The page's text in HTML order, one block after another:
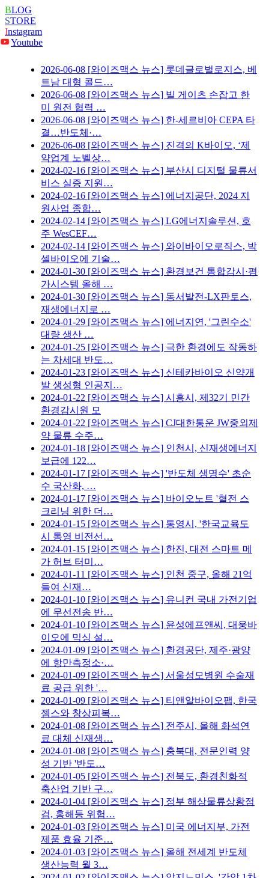
BLOG
STORE
Instagram
Youtube
2026-06-08 [와이즈맥스 뉴스] 롯데글로벌로지스, 베
트남 대형 콜드…
2026-06-08 [와이즈맥스 뉴스] 빌 게이츠 손잡고 한
미 원전 협력 …
2026-06-08 [와이즈맥스 뉴스] 한-세르비아 CEPA 타
결…반도체·…
2026-06-08 [와이즈맥스 뉴스] 진격의 K바이오, ‘제
약업계 노벨상…
2024-02-16 [와이즈맥스 뉴스] 부산시 디지털 물류서
비스 실증 지원…
2024-02-16 [와이즈맥스 뉴스] 에너지공단, 2024 지
원사업 종합…
2024-02-14 [와이즈맥스 뉴스] LG에너지솔루션, 호
주 WesCEF…
2024-02-14 [와이즈맥스 뉴스] 와이바이오로직스, 박
셀바이오에 기술…
2024-01-30 [와이즈맥스 뉴스] 환경보건 통합감시·평
가시스템 올해 …
2024-01-30 [와이즈맥스 뉴스] 동서발전-LX판토스,
재생에너지로 …
2024-01-29 [와이즈맥스 뉴스] 에너지연, '그린수소'
대량 생산 …
2024-01-25 [와이즈맥스 뉴스] 극한 환경에도 작동하
는 차세대 반도…
2024-01-23 [와이즈맥스 뉴스] 신테카바이오 신약개
발 생성형 인공지…
2024-01-22 [와이즈맥스 뉴스] 시흥시, 제32기 민간
환경감시원 모
2024-01-22 [와이즈맥스 뉴스] CJ대한통운 JW중외제
약 물류 수주…
2024-01-18 [와이즈맥스 뉴스] 인천시, 신재생에너지
보급에 122…
2024-01-17 [와이즈맥스 뉴스] '반도체 생명수' 초순
수 국산화, …
2024-01-17 [와이즈맥스 뉴스] 바이오노트 '혈전 스
크리닝 위한 더…
2024-01-15 [와이즈맥스 뉴스] 통영시, '한국교육도
시 통영 비전선…
2024-01-15 [와이즈맥스 뉴스] 한진, 대전 스마트 메
가 허브 터미…
2024-01-11 [와이즈맥스 뉴스] 인천 중구, 올해 21억
들여 신재…
2024-01-10 [와이즈맥스 뉴스] 유니컨 국내 가전기업
에 무선전송 반…
2024-01-10 [와이즈맥스 뉴스] 윤성에프앤씨, 대웅바
이오에 믹싱 설…
2024-01-09 [와이즈맥스 뉴스] 환경공단, 제주·광양
에 항만측정소·…
2024-01-09 [와이즈맥스 뉴스] 서울성모병원 수술재
료 공급 위한 '…
2024-01-09 [와이즈맥스 뉴스] 티앤알바이오팹, 한국
젬스와 창상피복…
2024-01-08 [와이즈맥스 뉴스] 전주시, 올해 화석연
료 대체 신재생…
2024-01-08 [와이즈맥스 뉴스] 충북대, 전문인력 양
성 기반 '반도…
2024-01-05 [와이즈맥스 뉴스] 전북도, 환경친화적
축산업 기반 구…
2024-01-04 [와이즈맥스 뉴스] 정부 해상물류상황점
검, 홍해등 위험…
2024-01-03 [와이즈맥스 뉴스] 미국 에너지부, 가전
제품 효율 기준…
2024-01-03 [와이즈맥스 뉴스] 올해 전세계 반도체
생산능력 월 3…